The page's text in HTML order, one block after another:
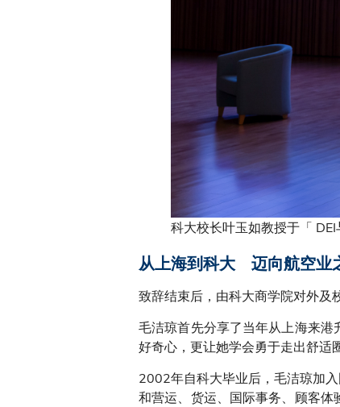
科大校长叶玉如教授于「 DEI
从上海到科大 迈向航空业
致辞结束后，由科大商学院对外及
毛洁琼首先分享了当年从上海来
好奇心，更让她学会勇于走出舒适
2002年自科大毕业后，毛洁琼加
和营运、货运、国际事务、顾客